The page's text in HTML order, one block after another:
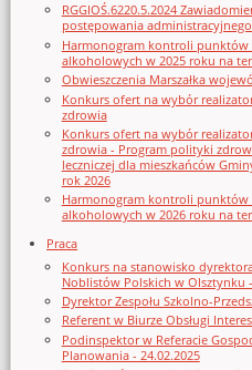
RGGIOŚ.6220.5.2024
postępowania
Harmonogram kontroli
alkoholowych w 2025 roku na
Obwieszczenia Marszałka
Konkurs ofert na wybór
zdrowia
Konkurs ofert na wybór
zdrowia - Program polityki
leczniczej dla mieszkańców
rok 2026
Harmonogram kontroli
alkoholowych w 2026 roku na
Praca
Konkurs na stanowisko
Noblistów Polskich w Olsztynku
Dyrektor Zespołu Szkolno-
Referent w Biurze Obsługi
Podinspektor w Referacie
Planowania - 24.02.2025